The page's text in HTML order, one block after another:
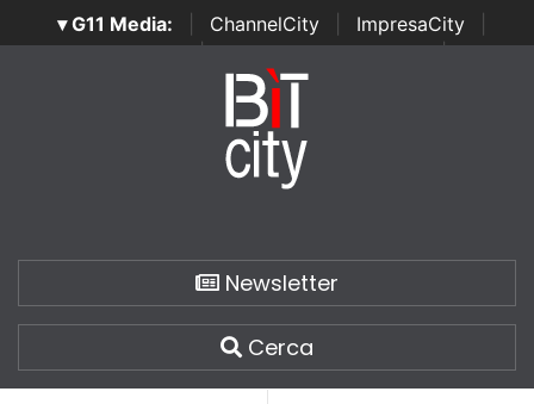
▾ G11 Media: ChannelCity ImpresaCity
SecurityOpenLab | Italian Channel Awards | Italian
Italian Security Awards
Newsletter
Cerca